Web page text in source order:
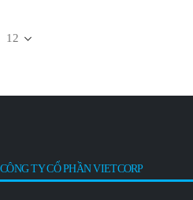
CÔNG TY CỔ PHẦN VIETCORP